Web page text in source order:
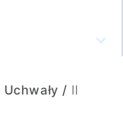
Uchwały / II